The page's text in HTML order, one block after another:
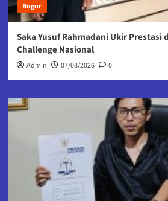
Bogor
Saka Yusuf Rahmadani Ukir Prestasi
Challenge Nasional
Admin 07/08/2026 0